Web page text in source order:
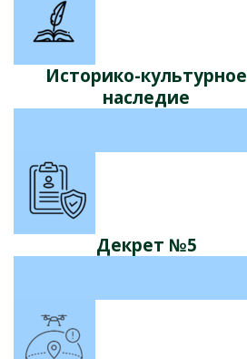
Историко-культурное
наследие
Декрет №5